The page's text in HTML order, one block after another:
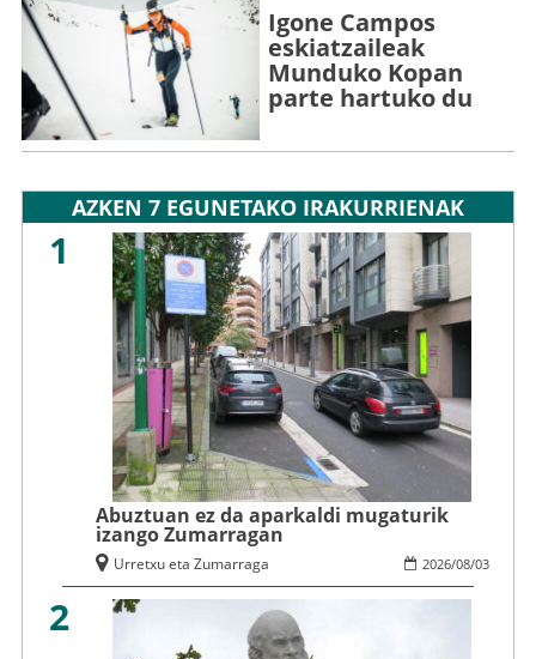
Igone Campos
eskiatzaileak
Munduko Kopan
parte hartuko du
AZKEN 7 EGUNETAKO IRAKURRIENAK
1
Abuztuan ez da aparkaldi mugaturik
izango Zumarragan
2026/08/03
Urretxu eta Zumarraga
2